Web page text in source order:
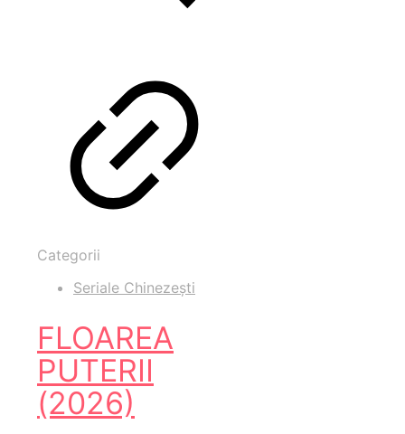
Categorii
Seriale Chinezești
FLOAREA
PUTERII
(2026)